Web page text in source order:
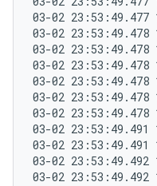
03-02 23:53:49.477
03-02
03-02 23:53:49.478
03-02 23:53:49.478
03-02 23:53:49.478
03-02
03-02
03-02 23:53:49.491
03-02 23:53:49.491
03-02
03-02